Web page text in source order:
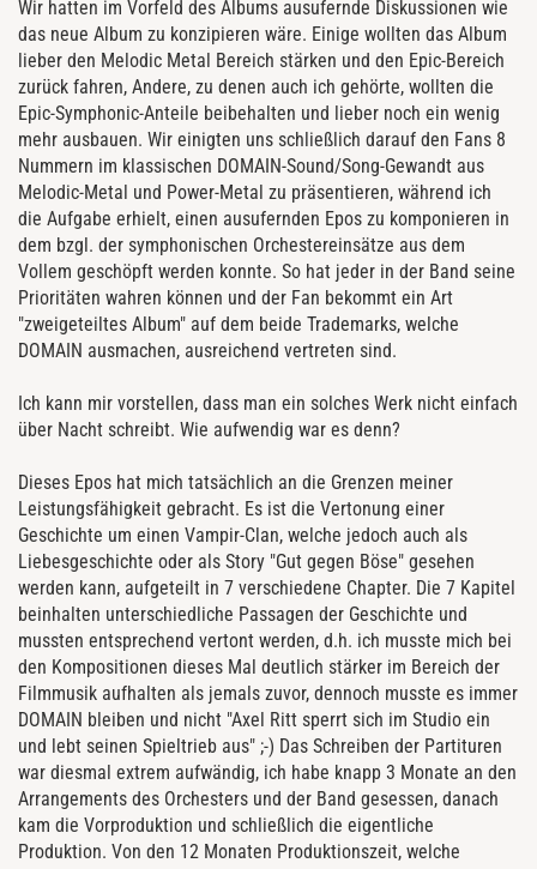
Wir hatten im Vorfeld des Albums ausufernde Diskussionen wie
das neue Album zu konzipieren wäre. Einige wollten das Album
lieber den Melodic Metal Bereich stärken und den Epic-Bereich
zurück fahren, Andere, zu denen auch ich gehörte, wollten die
Epic-Symphonic-Anteile beibehalten und lieber noch ein wenig
mehr ausbauen. Wir einigten uns schließlich darauf den Fans 8
Nummern im klassischen DOMAIN-Sound/Song-Gewandt aus
Melodic-Metal und Power-Metal zu präsentieren, während ich
die Aufgabe erhielt, einen ausufernden Epos zu komponieren in
dem bzgl. der symphonischen Orchestereinsätze aus dem
Vollem geschöpft werden konnte. So hat jeder in der Band seine
Prioritäten wahren können und der Fan bekommt ein Art
"zweigeteiltes Album" auf dem beide Trademarks, welche
DOMAIN ausmachen, ausreichend vertreten sind.
Ich kann mir vorstellen, dass man ein solches Werk nicht einfach
über Nacht schreibt. Wie aufwendig war es denn?
Dieses Epos hat mich tatsächlich an die Grenzen meiner
Leistungsfähigkeit gebracht. Es ist die Vertonung einer
Geschichte um einen Vampir-Clan, welche jedoch auch als
Liebesgeschichte oder als Story "Gut gegen Böse" gesehen
werden kann, aufgeteilt in 7 verschiedene Chapter. Die 7 Kapitel
beinhalten unterschiedliche Passagen der Geschichte und
mussten entsprechend vertont werden, d.h. ich musste mich bei
den Kompositionen dieses Mal deutlich stärker im Bereich der
Filmmusik aufhalten als jemals zuvor, dennoch musste es immer
DOMAIN bleiben und nicht "Axel Ritt sperrt sich im Studio ein
und lebt seinen Spieltrieb aus" ;-) Das Schreiben der Partituren
war diesmal extrem aufwändig, ich habe knapp 3 Monate an den
Arrangements des Orchesters und der Band gesessen, danach
kam die Vorproduktion und schließlich die eigentliche
Produktion. Von den 12 Monaten Produktionszeit, welche